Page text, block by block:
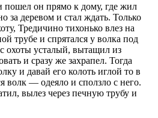
пошел он прямо к дому, где жил
за деревом и стал ждать. Только
Тредичино тихонько влез на
трубе и спрятался у волка под
охоты усталый, вытащил из
и сразу же захрапел. Тогда
и давай его колоть иглой то в
волк — одеяло и сползло с него.
вылез через печную трубу и